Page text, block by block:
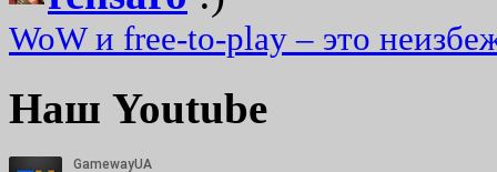
WoW и free-to-play – это
Наш Youtube